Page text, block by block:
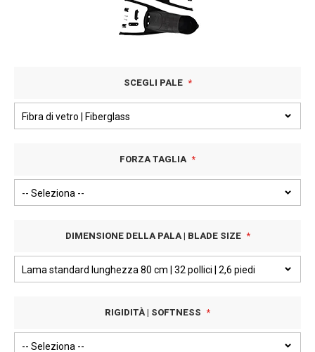
SCEGLI PALE
FORZA TAGLIA
DIMENSIONE DELLA PALA | BLADE SIZE
RIGIDITÀ | SOFTNESS